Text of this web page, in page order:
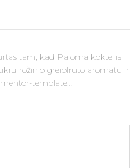
tam, kad Paloma kokteilis
rožinio greipfruto aromatu ir
template…